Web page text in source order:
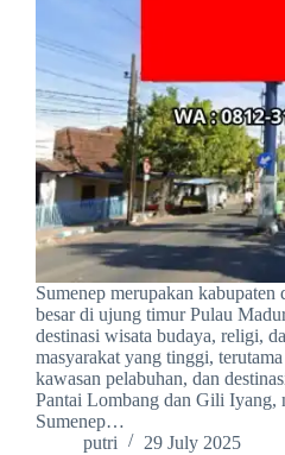
Sumenep merupakan kabupaten
besar di ujung timur Pulau
destinasi wisata budaya, religi,
masyarakat yang tinggi,
kawasan pelabuhan, dan
Pantai Lombang dan Gili Iyang,
Sumenep…
putri
29 July 2025